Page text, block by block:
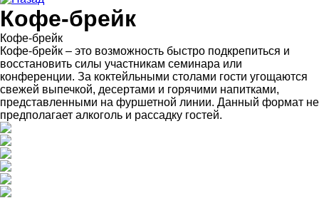
Кофе-брейк
Кофе-брейк
Кофе-брейк – это возможность быстро подкрепиться и
восстановить силы участникам семинара или
конференции. За коктейльными столами гости угощаются
свежей выпечкой, десертами и горячими напитками,
представленными на фуршетной линии. Данный формат не
предполагает алкоголь и рассадку гостей.